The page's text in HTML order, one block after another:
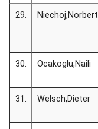
29. Niechoj,Norbert
30. Ocakoglu,Naili
31. Welsch,Dieter